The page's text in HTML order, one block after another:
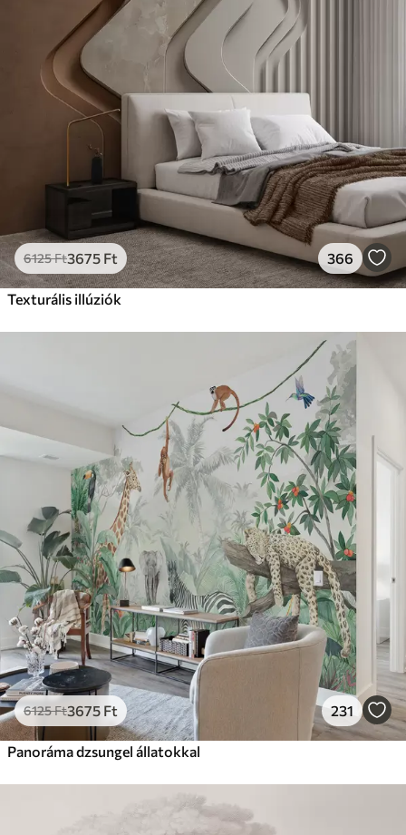
6125Ft3675 Ft 366
Texturális illúziók
6125Ft3675 Ft 231
Panoráma dzsungel állatokkal